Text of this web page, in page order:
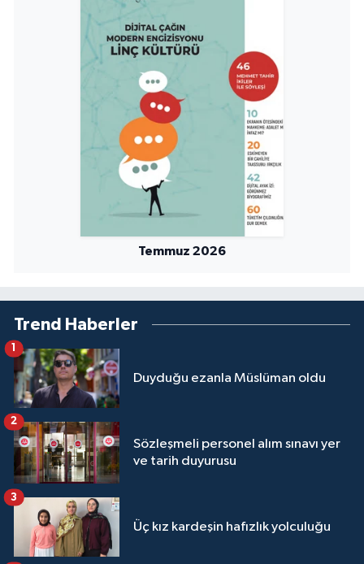
Temmuz 2026
Trend Haberler
Duyduğu ezanla Müslüman oldu
1
Sözleşmeli personel alım sınavı yer
ve tarih duyurusu
2
Üç kız kardeşin hafızlık yolculuğu
3
Tokat Müftülüğü
Trabzon Müftülüğü
Tunceli Müftülüğü
Uşak Müftülüğü
Van Müftülüğü
Zonguldak Müftülüğü